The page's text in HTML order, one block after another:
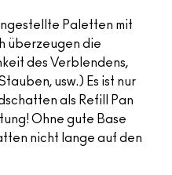
Paletten mit
überzeugen die
des Verblendens,
usw.) Es ist nur
als Refill Pan
Ohne gute Base
nicht lange auf den